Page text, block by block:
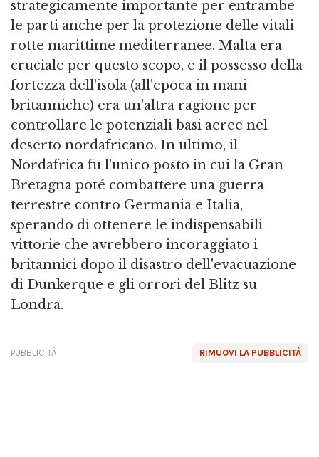
strategicamente importante per entrambe
le parti anche per la protezione delle vitali
rotte marittime mediterranee. Malta era
cruciale per questo scopo, e il possesso della
fortezza dell'isola (all'epoca in mani
britanniche) era un'altra ragione per
controllare le potenziali basi aeree nel
deserto nordafricano. In ultimo, il
Nordafrica fu l'unico posto in cui la Gran
Bretagna poté combattere una guerra
terrestre contro Germania e Italia,
sperando di ottenere le indispensabili
vittorie che avrebbero incoraggiato i
britannici dopo il disastro dell'evacuazione
di Dunkerque e gli orrori del Blitz su
Londra.
RIMUOVI LA PUBBLICITÀ
PUBBLICITÀ